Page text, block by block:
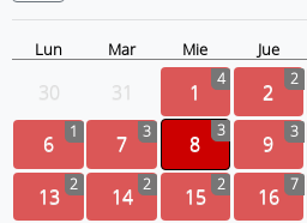
Lun Mar Mie Jue
30 31 1 4 2 2
6 1 7 3 8
3
9 3
13 2 14 2 15 2 16 7